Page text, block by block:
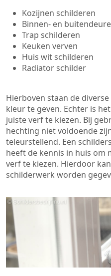
Kozijnen schilderen
Binnen- en
Trap schilderen
Keuken verven
Huis wit schilderen
Radiator schilder
Hierboven staan de
kleur te geven. Echter is
juiste verf te kiezen. Bij
hechting niet voldoende
teleurstellend. Een
heeft de kennis in huis om
verf te kiezen. Hierdoor
schilderwerk worden